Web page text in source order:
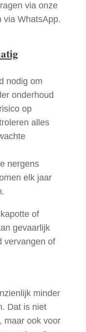
via onze
via WhatsApp.
nodig om
onderhoud
op
alles
nergens
elk jaar
of
gevaarlijk
vervangen of
minder
Dat is niet
maar ook voor